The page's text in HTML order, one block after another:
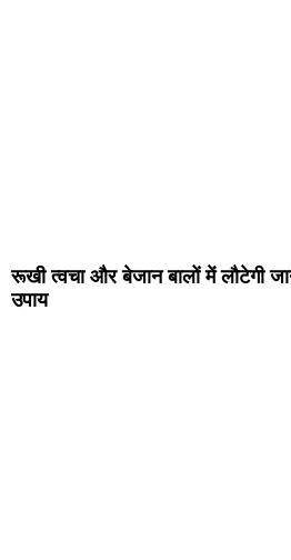
रूखी त्वचा और बेजान बालों में लौटेगी
उपाय